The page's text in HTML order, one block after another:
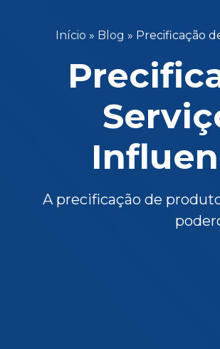
Início » Blog » Precificação
A precificação de